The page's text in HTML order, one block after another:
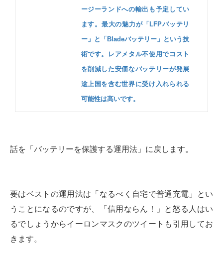
ージーランドへの輸出も予定してい
ます。最大の魅力が「LFPバッテリ
ー」と「Bladeバッテリー」という技
術です。レアメタル不使用でコスト
を削減した安価なバッテリーが発展
途上国を含む世界に受け入れられる
可能性は高いです。
話を「バッテリーを保護する運用法」に戻します。
要はベストの運用法は「なるべく自宅で普通充電」とい
うことになるのですが、「信用ならん！」と怒る人はい
るでしょうからイーロンマスクのツイートも引用してお
きます。